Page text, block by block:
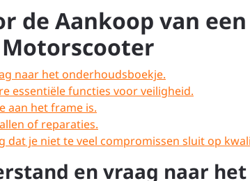
de Aankoop van een
Motorscooter
naar het onderhoudsboekje.
essentiële functies voor veiligheid.
aan het frame is.
of reparaties.
dat je niet te veel compromissen sluit op
en vraag naar het